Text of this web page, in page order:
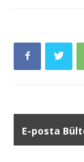
E-posta